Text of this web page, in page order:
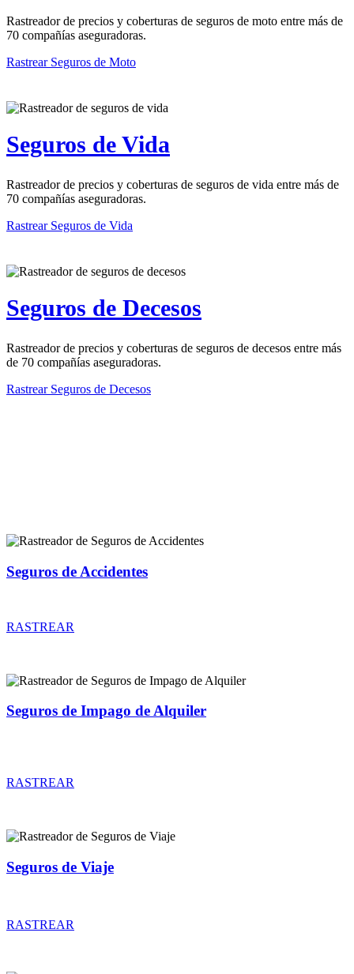
Rastreador de precios y coberturas de seguros de moto entre más de
70 compañías aseguradoras.
Rastrear Seguros de Moto
Seguros de Vida
Rastreador de precios y coberturas de seguros de vida entre más de
70 compañías aseguradoras.
Rastrear Seguros de Vida
Seguros de Decesos
Rastreador de precios y coberturas de seguros de decesos entre más
de 70 compañías aseguradoras.
Rastrear Seguros de Decesos
Seguros de Accidentes
RASTREAR
Seguros de Impago de Alquiler
RASTREAR
Seguros de Viaje
RASTREAR